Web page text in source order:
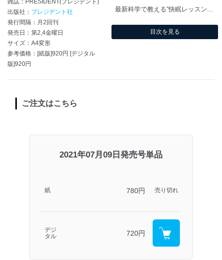
雑誌：PRESIDENT(プレジデント)
出版社： プレジデント社
発行間隔：月2回刊
発売日：第2,4金曜日
サイズ：A4変形
参考価格：[紙版]920円 [デジタル
版]920円
最新科学で教える“快眠レッスン...
目次を見る
ご注文はこちら
2021年07月09日発売号単品
紙 780円 売り切れ
デジ
タル
720円